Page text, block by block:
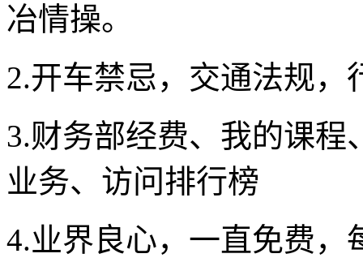
冶情操。
2.开车禁忌，交通法规，
3.财务部经费、我的课
业务、访问排行榜
4.业界良心，一直免费，